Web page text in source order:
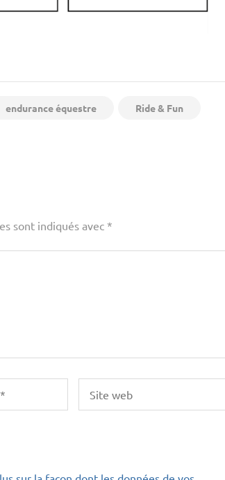
endurance équestre Ride & Fun
sont indiqués avec *